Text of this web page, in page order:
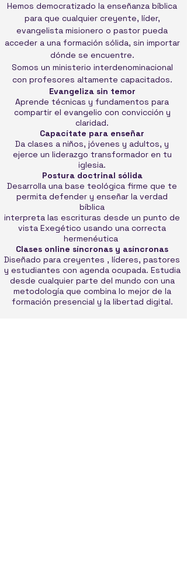
Hemos democratizado la enseñanza bíblica
para que cualquier creyente, líder,
evangelista misionero o pastor pueda
acceder a una formación sólida, sin importar
dónde se encuentre.
Somos un ministerio interdenominacional
con profesores altamente capacitados.
Evangeliza sin temor
Aprende técnicas y fundamentos para
compartir el evangelio con convicción y
claridad.
Capacítate para enseñar
Da clases a niños, jóvenes y adultos, y
ejerce un liderazgo transformador en tu
iglesia.
Postura doctrinal sólida
Desarrolla una base teológica firme que te
permita defender y enseñar la verdad
bíblica
interpreta las escrituras desde un punto de
vista Exegético usando una correcta
hermenéutica
Clases online síncronas y asíncronas
Diseñado para creyentes , líderes, pastores
y estudiantes con agenda ocupada. Estudia
desde cualquier parte del mundo con una
metodología que combina lo mejor de la
formación presencial y la libertad digital.